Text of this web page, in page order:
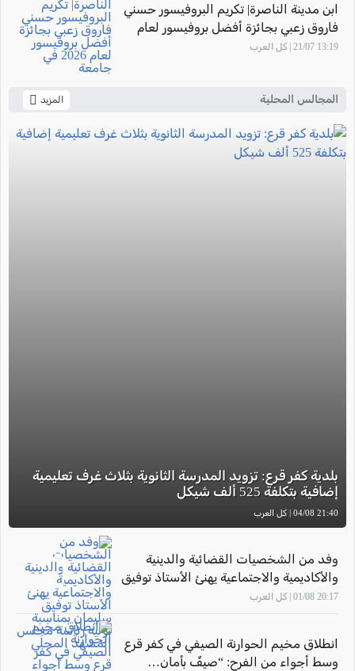
ابن مدينة الناصرة| تكريم البروفيسور حسني
فاروق زعبي بجائزة أفضل بروفيسور لعام
13:19 21/07 | كل العرب
المجالس المحلية المزيد
بلدية كفر قرع: تزويد المدرسة الثانوية بثلاث غرف تعليمية
إضافية بتكلفة 525 ألف شيكل
21:40 04/08 | كل العرب
وفد من الشخصيات القضائية والدينية
والأكاديمية والاجتماعية يهنئ الأستاذ توفيق
سليمان بمناسبة توليه رئاسة مجلس
20:17 01/08 | كل العرب
انطلاق مخيم الحوارنة الصيفي في كفر قرع
وسط أجواء من الفرح: “صيفٌ بأمان…